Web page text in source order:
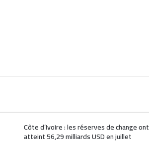
Côte d’Ivoire : les réserves de change ont
atteint 56,29 milliards USD en juillet